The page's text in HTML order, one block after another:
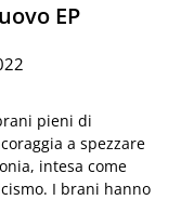
EP
pieni di
a spezzare
intesa come
I brani hanno